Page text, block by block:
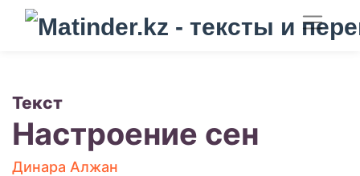
Текст
Настроение сен
Динара Алжан